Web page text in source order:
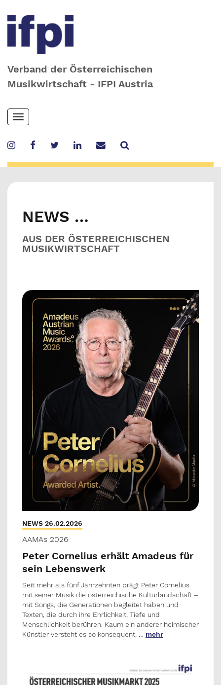
Verband der Österreichischen
Musikwirtschaft - IFPI Austria
Skip
to
content
Toggle
navigation
NEWS …
AUS DER ÖSTERREICHISCHEN
MUSIKWIRTSCHAFT
NEWS 26.02.2026
AAMAs 2026
Peter Cornelius erhält Amadeus für
sein Lebenswerk
Seit mehr als fünf Jahrzehnten prägt Peter Cornelius
mit seiner Musik die österreichische Kulturlandschaft –
mit Songs, die Generationen begleitet haben und
Texten, die durch ihre Ehrlichkeit, Tiefe und
Menschlichkeit berühren. Kaum ein anderer heimischer
Künstler versteht es so konsequent, … mehr